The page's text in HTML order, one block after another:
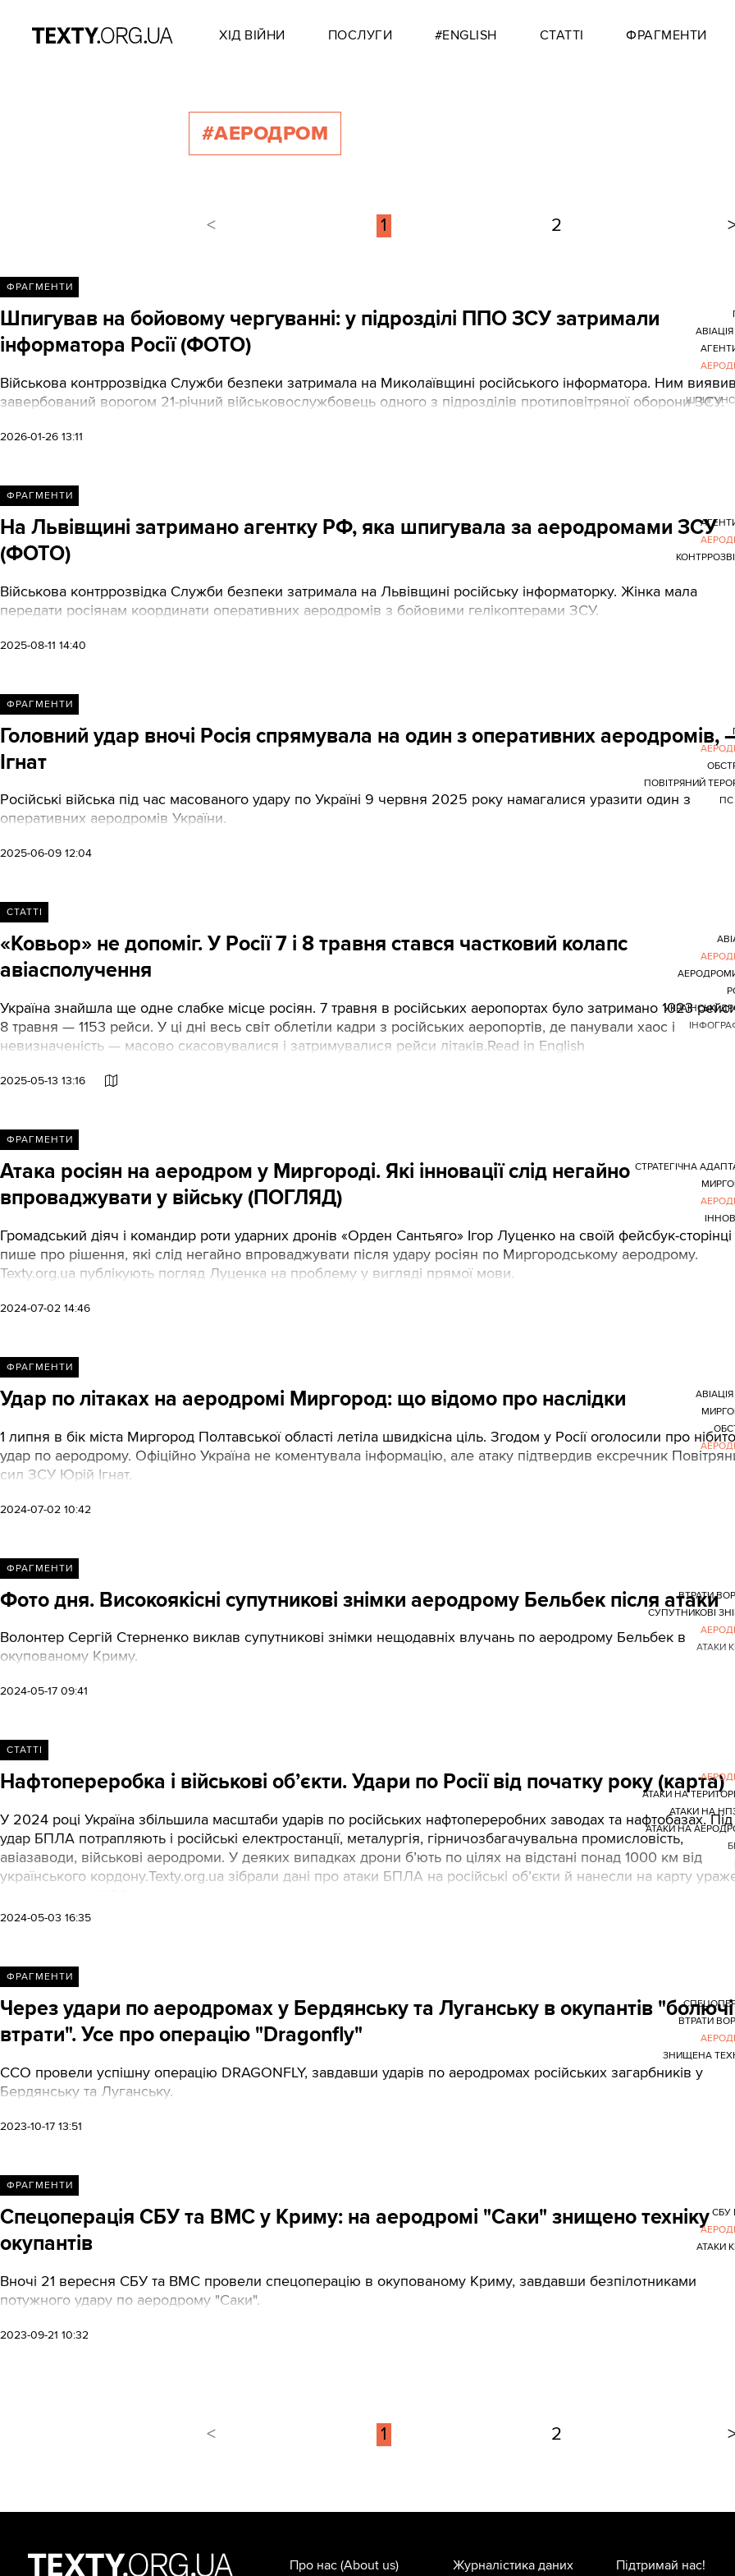
ХІД ВІЙНИ ПОСЛУГИ #ENGLISH СТАТТІ ФРАГМЕНТИ
#АЕРОДРОМ
< 1 2
ФРАГМЕНТИ
Шпигував на бойовому чергуванні: у підрозділі ППО ЗСУ затримали
інформатора Росії (ФОТО)
Військова контррозвідка Служби безпеки затримала на Миколаївщині російського інформатора. Ним
завербований ворогом 21-річний військовослужбовець одного з підрозділів протиповітряної оборони ЗСУ.
2026-01-26 13:11
ФРАГМЕНТИ
На Львівщині затримано агентку РФ, яка шпигувала за аеродромами ЗСУ
(ФОТО)
Військова контррозвідка Служби безпеки затримала на Львівщині російську інформаторку. Жінка мала
передати росіянам координати оперативних аеродромів з бойовими гелікоптерами ЗСУ.
2025-08-11 14:40
ФРАГМЕНТИ
Головний удар вночі Росія спрямувала на один з оперативних аеродромів,
Ігнат
Російські війська під час масованого удару по Україні 9 червня 2025 року намагалися уразити один з
оперативних аеродромів України.
2025-06-09 12:04
ПОВІТРЯНИЙ
ПС
СТАТТІ
«Ковьор» не допоміг. У Росії 7 і 8 травня стався частковий колапс
авіасполучення
Україна знайшла ще одне слабке місце росіян. 7 травня в російських аеропортах було затримано 1023
8 травня — 1153 рейси. У ці дні весь світ облетіли кадри з російських аеропортів, де панували хаос і
невизначеність — масово скасовувалися і затримувалися рейси літаків.Read in English
2025-05-13 13:16
УКРАЇНСЬКІ
ФРАГМЕНТИ
Атака росіян на аеродром у Миргороді. Які інновації слід негайно
впроваджувати у війську (ПОГЛЯД)
Громадський діяч і командир роти ударних дронів «Орден Сантьяго» Ігор Луценко на своїй фейсбук-сторінці
пише про рішення, які слід негайно впроваджувати після удару росіян по Миргородському аеродрому.
Texty.org.ua публікують погляд Луценка на проблему у вигляді прямої мови.
2024-07-02 14:46
СТРАТЕГІЧНА
ФРАГМЕНТИ
Удар по літаках на аеродромі Миргород: що відомо про наслідки
1 липня в бік міста Миргород Полтавської області летіла швидкісна ціль. Згодом у Росії оголосили про нібито
удар по аеродрому. Офіційно Україна не коментувала інформацію, але атаку підтвердив ексречник
сил ЗСУ Юрій Ігнат.
2024-07-02 10:42
ФРАГМЕНТИ
Фото дня. Високоякісні супутникові знімки аеродрому Бельбек після атаки
Волонтер Сергій Стерненко виклав супутникові знімки нещодавніх влучань по аеродрому Бельбек в
окупованому Криму.
2024-05-17 09:41
ВТРАТИ
СУПУТНИКОВІ
АТАКИ
СТАТТІ
Нафтопереробка і військові обʼєкти. Удари по Росії від початку року (карта)
У 2024 році Україна збільшила масштаби ударів по російських нафтопереробних заводах та нафтобазах. Під
удар БПЛА потрапляють і російські електростанції, металургія, гірничозбагачувальна промисловість,
авіазаводи, військові аеродроми. У деяких випадках дрони бʼють по цілях на відстані понад 1000 км від
українського кордону.Texty.org.ua зібрали дані про атаки БПЛА на російські обʼєкти й нанесли на карту
2024-05-03 16:35
АТАКИ НА
АТАКИ НА
АТАКИ НА
ФРАГМЕНТИ
Через удари по аеродромах у Бердянську та Луганську в окупантів "болючі
втрати". Усе про операцію "Dragonfly"
ССО провели успішну операцію DRAGONFLY, завдавши ударів по аеродромах російських загарбників у
Бердянську та Луганську.
2023-10-17 13:51
ВТРАТИ
ЗНИЩЕНА
ФРАГМЕНТИ
Спецоперація СБУ та ВМС у Криму: на аеродромі "Саки" знищено техніку
окупантів
Вночі 21 вересня СБУ та ВМС провели спецоперацію в окупованому Криму, завдавши безпілотниками
потужного удару по аеродрому "Саки".
2023-09-21 10:32
СБУ
АТАКИ
< 1 2
Про нас (About us) Журналістика даних Підтримай нас!